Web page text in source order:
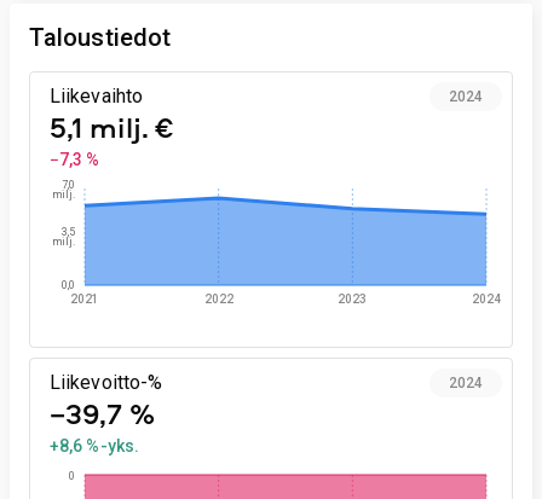
Taloustiedot
Liikevaihto
5,1 milj. €
−7,3 %
2024
2021 2022 2023 2024
0,0
3,5
milj.
7,0
milj.
Liikevoitto-%
−39,7 %
+8,6 %-yks.
2024
0